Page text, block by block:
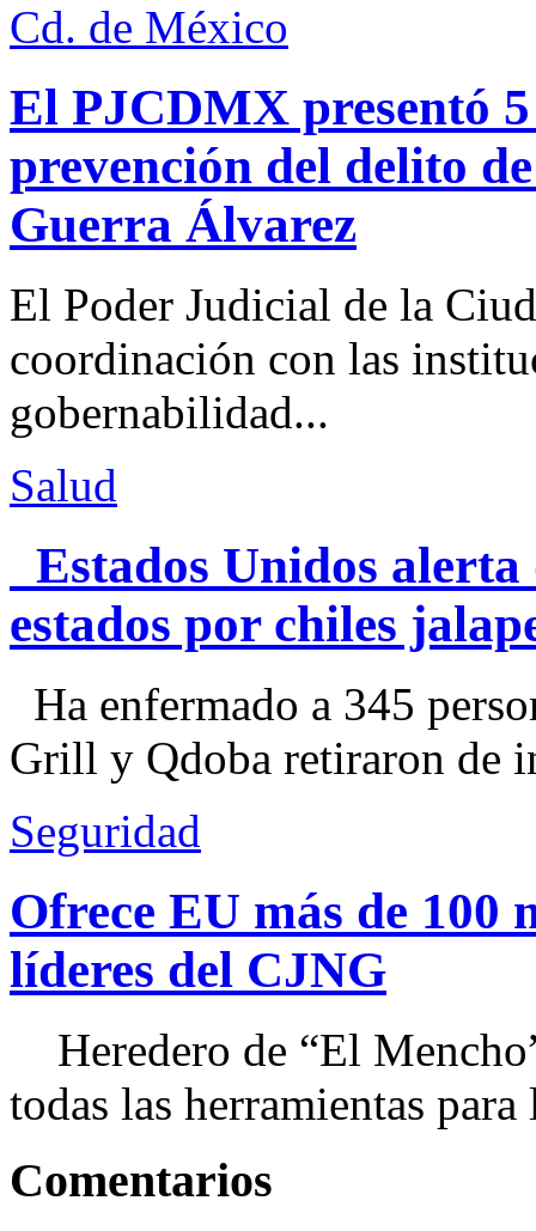
Cd. de México
El PJCDMX presentó
prevención del delito
Guerra Álvarez
El Poder Judicial de la
coordinación con las
gobernabilidad...
Salud
Estados Unidos alerta
estados por chiles
Ha enfermado a 345
Grill y Qdoba retiraron de
Seguridad
Ofrece EU más de 100
líderes del CJNG
Heredero de “El
todas las herramientas
Comentarios